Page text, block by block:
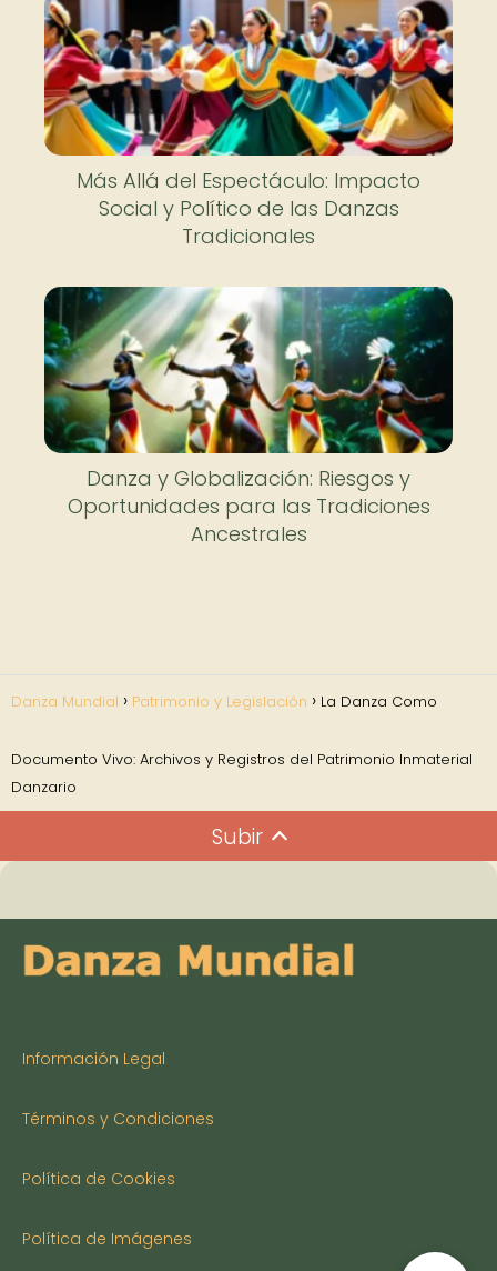
Más Allá del Espectáculo: Impacto
Social y Político de las Danzas
Tradicionales
Danza y Globalización: Riesgos y
Oportunidades para las Tradiciones
Ancestrales
Danza Mundial Patrimonio y Legislación La Danza Como
Documento Vivo: Archivos y Registros del Patrimonio Inmaterial
Danzario
Subir
Información Legal
Términos y Condiciones
Política de Cookies
Política de Imágenes